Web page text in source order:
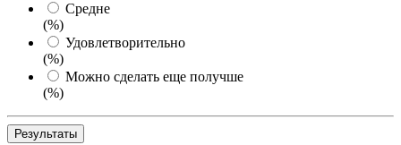
Средне
(%)
Удовлетворительно
(%)
Можно сделать еще получше
(%)
Результаты